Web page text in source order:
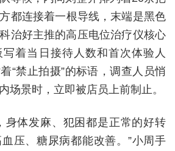
都连接着一根导线，末端是黑色
治好主推的高压电位治疗仪核心
着当日接待人数和首次体验人
“禁止拍摄”的标语，调查人员悄
场景时，立即被店员上前制止。
身体发麻、犯困都是正常的好转
压、糖尿病都能改善。”小周手